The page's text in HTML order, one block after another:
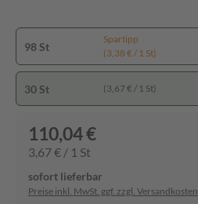
98 St
Spartipp
(3,38 € / 1 St)
30 St (3,67 € / 1 St)
110,04 €
3,67 € / 1 St
sofort lieferbar
Preise inkl. MwSt. ggf. zzgl. Versandkosten